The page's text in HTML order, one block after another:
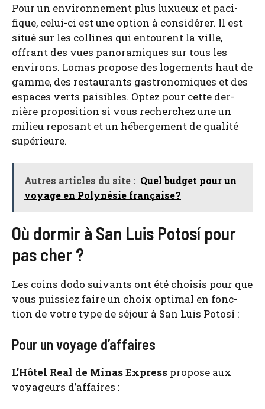
Pour un envi­ron­ne­ment plus luxueux et paci­
fique, celui-ci est une option à consi­dé­rer. Il est
situé sur les col­lines qui entourent la ville,
offrant des vues pano­ra­miques sur tous les
envi­rons. Lomas pro­pose des loge­ments haut de
gamme, des res­tau­rants gas­tro­no­miques et des
espaces verts pai­sibles. Optez pour cette der­
nière pro­po­si­tion si vous recher­chez une un
milieu repo­sant et un héber­ge­ment de qua­li­té
supé­rieure.
Autres articles du site : Quel budget pour un
voyage en Polynésie française ?
Où dormir à San Luis Potosí pour
pas cher ?
Les coins dodo sui­vants ont été choi­sis pour que
vous puis­siez faire un choix opti­mal en fonc­
tion de votre type de séjour à San Luis Potosí :
Pour un voyage d’affaires
L’Hô­tel Real de Minas Express pro­pose aux
voya­geurs d’affaires :